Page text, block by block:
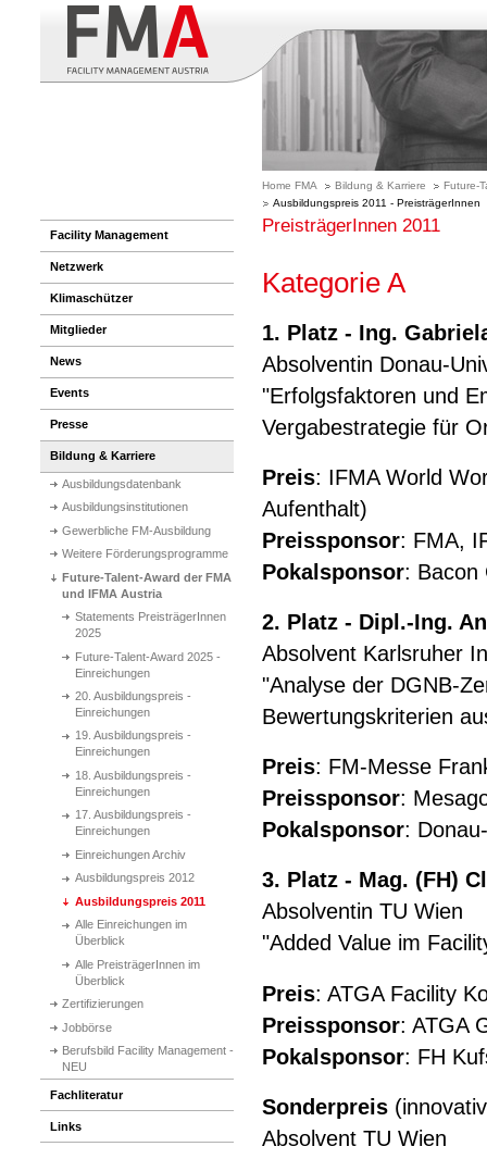
Home FMA Bildung & Karriere
Future-
Ausbildungspreis 2011 - PreisträgerInnen
Facility Management
Netzwerk
Klimaschützer
Mitglieder
News
Events
Presse
Bildung & Karriere
Ausbildungsdatenbank
Ausbildungsinstitutionen
Gewerbliche FM-Ausbildung
Weitere Förderungsprogramme
Future-Talent-Award der FMA
und IFMA Austria
Statements PreisträgerInnen
2025
Future-Talent-Award 2025 -
Einreichungen
20. Ausbildungspreis -
Einreichungen
19. Ausbildungspreis -
Einreichungen
18. Ausbildungspreis -
Einreichungen
17. Ausbildungspreis -
Einreichungen
Einreichungen Archiv
Ausbildungspreis 2012
Ausbildungspreis 2011
Alle Einreichungen im
Überblick
Alle PreisträgerInnen im
Überblick
Zertifizierungen
Jobbörse
Berufsbild Facility Management -
NEU
Fachliteratur
Links
PreisträgerInnen 2011
Kategorie A
1. Platz - Ing.
Absolventin Donau-
"Erfolgsfaktoren und
Vergabestrategie für
Preis: IFMA World
Aufenthalt)
Preissponsor: FMA,
Pokalsponsor: Bacon
2. Platz - Dipl.-Ing.
Absolvent Karlsruher
"Analyse der DGNB-
Bewertungskriterien
Preis: FM-Messe
Preissponsor:
Pokalsponsor:
3. Platz - Mag. (FH)
Absolventin TU Wien
"Added Value im
Preis: ATGA Facility
Preissponsor: ATGA
Pokalsponsor: FH
Sonderpreis
Absolvent TU Wien